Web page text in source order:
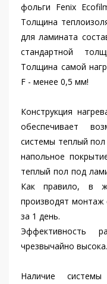
фольги Fenix
Толщина
для ламината
стандартной
Толщина самой
F - менее 0,5 мм!
Конструкция
обеспечивает
системы теплый
напольное
теплый пол под
Как правило, в
производят монтаж
за 1 день.
Эффективность
чрезвычайно высока.
Наличие